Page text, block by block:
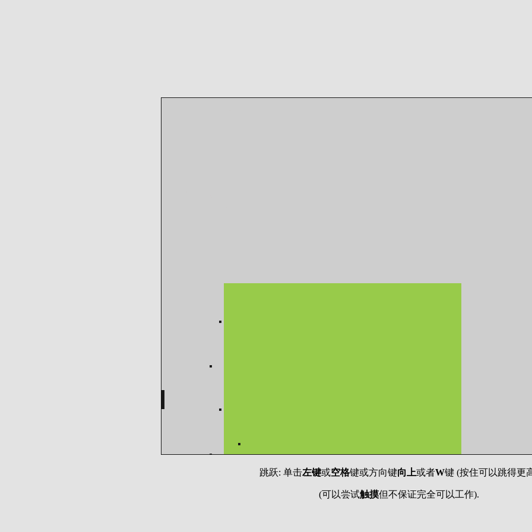
跳跃: 单击左键或空格键或方向键向上或者W键 (按住可以跳得更
(可以尝试触摸但不保证完全可以工作).